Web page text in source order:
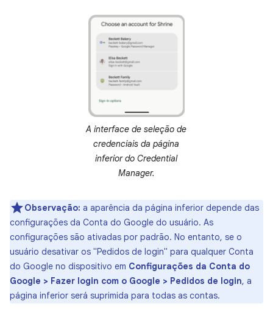
A interface de seleção de
credenciais da página
inferior do Credential
Manager.
Observação: a aparência da página inferior depende das
configurações da Conta do Google do usuário. As
configurações são ativadas por padrão. No entanto, se o
usuário desativar os "Pedidos de login" para qualquer Conta
do Google no dispositivo em Configurações da Conta do
Google > Fazer login com o Google > Pedidos de login, a
página inferior será suprimida para todas as contas.